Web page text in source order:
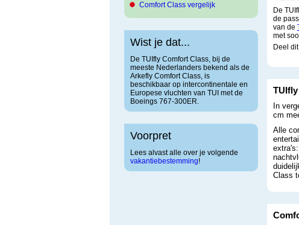
Comfort Class vergelijk
Wist je dat...
De TUIfly Comfort Class, bij de
meeste Nederlanders bekend als de
Arkefly Comfort Class, is
beschikbaar op intercontinentale en
Europese vluchten van TUI met de
Boeings 767-300ER.
Voorpret
Lees alvast alle over je volgende
vakantiebestemming!
De
de
van de
met
Deel
In
cm
Alle
Class